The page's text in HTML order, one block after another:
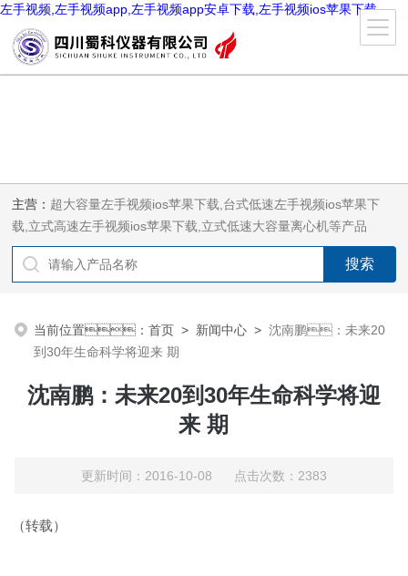
左手视频,左手视频app,左手视频app安卓下载,左手视频ios苹果下载
主营： 超大容量左手视频ios苹果下载,台式低速左手视频ios苹果下
载,立式高速左手视频ios苹果下载,立式低速大容量离心机等产品
当前位置：首页 > 新闻中心 >沈南鹏：未来20
到30年生命科学将迎来 期
沈南鹏：未来20到30年生命科学将迎
来 期
更新时间：2016-10-08 点击次数：2383
（转载）